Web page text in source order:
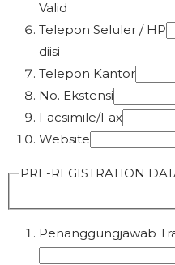
Valid
Telepon Seluler / HP
diisi
Telepon Kantor
No. Ekstensi
Facsimile/Fax
Website
PRE-REGISTRATION
Penanggungjawab